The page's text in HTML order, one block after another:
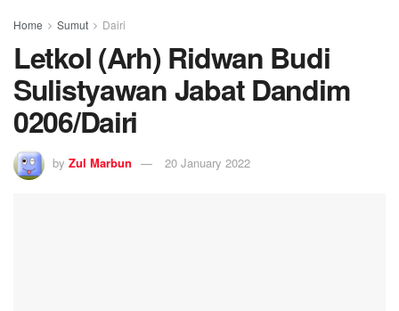
Home Sumut Dairi
Letkol (Arh) Ridwan Budi
Sulistyawan Jabat Dandim
0206/Dairi
by Zul Marbun 20 January 2022